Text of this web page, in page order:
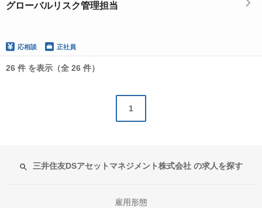
グローバルリスク管理担当
応相談 正社員
26 件 を表示（全 26 件）
1
三井住友DSアセットマネジメント株式会社 の求人を探す
雇用形態